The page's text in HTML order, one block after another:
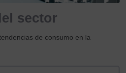
sector
de consumo en la